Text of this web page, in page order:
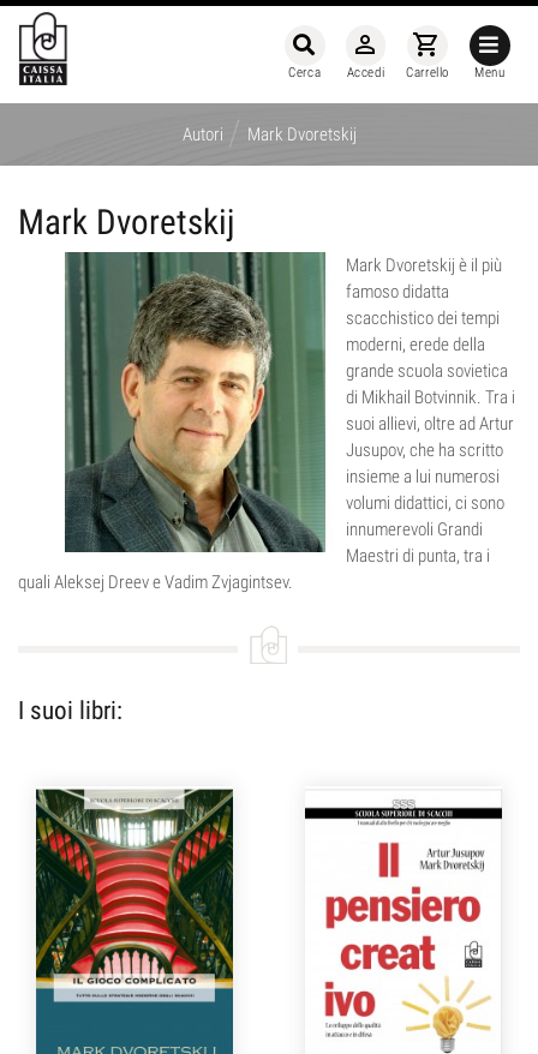
Menu
shopping_cart
Carrello
person_outline
Accedi
Cerca
Autori / Mark Dvoretskij
Mark Dvoretskij
Mark Dvoretskij è il più
famoso didatta
scacchistico dei tempi
moderni, erede della
grande scuola sovietica
di Mikhail Botvinnik. Tra i
suoi allievi, oltre ad Artur
Jusupov, che ha scritto
insieme a lui numerosi
volumi didattici, ci sono
innumerevoli Grandi
Maestri di punta, tra i
quali Aleksej Dreev e Vadim Zvjagintsev.
I suoi libri: